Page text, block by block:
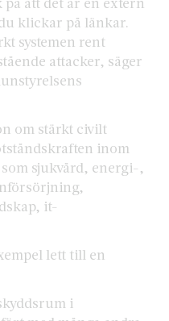
klickar på länkar.
systemen rent
attacker, säger
om stärkt civilt
inom
sjukvård, energi-,
it-
lett till en
i